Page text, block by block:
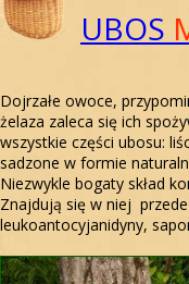
UBOS
Dojrzałe owoce,
żelaza zaleca się ich
wszystkie części ubosu:
sadzone w formie
Niezwykle bogaty skład
Znajdują się w niej
leukoantocyjanidyny,